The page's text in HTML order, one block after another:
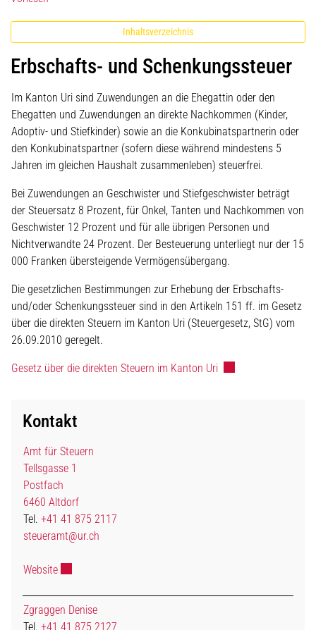
Inhaltsverzeichnis
Erbschafts- und Schenkungssteuer
Im Kanton Uri sind Zuwendungen an die Ehegattin oder den
Ehegatten und Zuwendungen an direkte Nachkommen (Kinder,
Adoptiv- und Stiefkinder) sowie an die Konkubinatspartnerin oder
den Konkubinatspartner (sofern diese während mindestens 5
Jahren im gleichen Haushalt zusammenleben) steuerfrei.
Bei Zuwendungen an Geschwister und Stiefgeschwister beträgt
der Steuersatz 8 Prozent, für Onkel, Tanten und Nachkommen von
Geschwister 12 Prozent und für alle übrigen Personen und
Nichtverwandte 24 Prozent. Der Besteuerung unterliegt nur der 15
000 Franken übersteigende Vermögensübergang.
Die gesetzlichen Bestimmungen zur Erhebung der Erbschafts-
und/oder Schenkungssteuer sind in den Artikeln 151 ff. im Gesetz
über die direkten Steuern im Kanton Uri (Steuergesetz, StG) vom
26.09.2010 geregelt.
Gesetz über die direkten Steuern im Kanton Uri
Kontakt
Amt für Steuern
Tellsgasse 1
Postfach
6460 Altdorf
Tel. +41 41 875 2117
steueramt@ur.ch
WebsiteExterner Link wird in einem neuen Fenster geöffnet.
Zgraggen Denise
Tel. +41 41 875 2127